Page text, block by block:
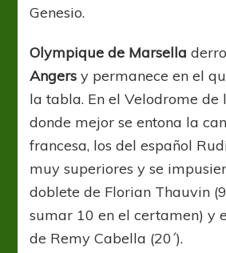
Genesio.
Olympique de Marsella
Angers y permanece en el
la tabla. En el Velodrome de
donde mejor se entona la
francesa, los del español
muy superiores y se
doblete de Florian Thauvin
sumar 10 en el certamen) y
de Remy Cabella (20´).